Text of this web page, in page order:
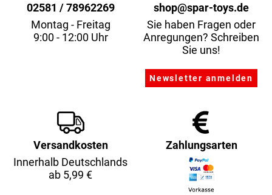
02581 / 78962269
Montag - Freitag
9:00 - 12:00 Uhr
shop@spar-toys.de
Sie haben Fragen oder
Anregungen? Schreiben
Sie uns!
Versandkosten
Innerhalb Deutschlands
ab 5,99 €
Zahlungsarten